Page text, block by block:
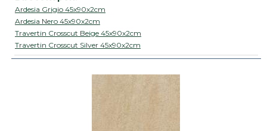
Ardesia Grigio 45x90x2cm
Ardesia Nero 45x90x2cm
Travertin Crosscut Beige 45x90x2cm
Travertin Crosscut Silver 45x90x2cm